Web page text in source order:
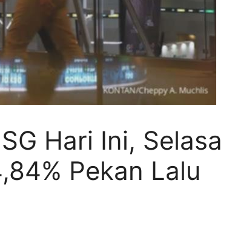
Hari Ini, Selasa
Pekan Lalu